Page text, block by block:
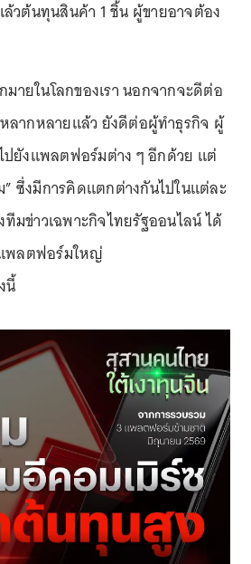
ล้วต้นทุนสินค้า 1 ชิ้น ผู้ขายอาจต้อง
ยในโลกของเรา นอกจากจะดีต่อ
ลากหลายแล้ว ยังดีต่อผู้ทำธุรกิจ ผู้
ปยังแพลตฟอร์มต่าง ๆ อีกด้วย แต่
ซึ่งมีการคิดแตกต่างกันไปในแต่ละ
ข่าวเฉพาะกิจไทยรัฐออนไลน์ ได้
พลตฟอร์มใหญ่
นี้